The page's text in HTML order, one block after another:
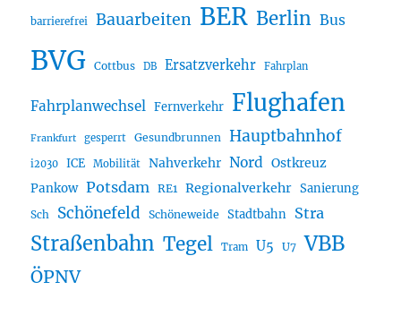
barrierefrei Bauarbeiten BER Berlin Bus
BVG Cottbus DB Ersatzverkehr Fahrplan
Fahrplanwechsel Fernverkehr Flughafen
Frankfurt gesperrt Gesundbrunnen Hauptbahnhof
i2030 ICE Mobilität Nahverkehr Nord Ostkreuz
Pankow Potsdam RE1 Regionalverkehr Sanierung
Sch Schönefeld Schöneweide Stadtbahn Stra
Straßenbahn Tegel Tram U5 U7 VBB
ÖPNV